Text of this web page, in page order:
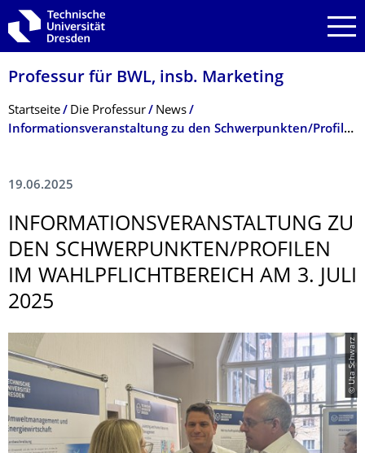
Zur Hauptnavigation springen
Zur Suche springen
Zum Inhalt springen
Professur für BWL, insb. Marketing
Breadcrumb-Menü
Startseite Die Professur
News
Informations­veranstaltung zu den Schwerpunkten/Profilen im Wahlpflichtbe­reich am 3. Juli 2025
19.06.2025
INFORMATIONS­VERANSTALTUNG ZU
DEN SCHWERPUNKTEN/PROFILEN
IM WAHLPFLICHTBE­REICH AM 3. JULI
2025
© Uta Schwarz